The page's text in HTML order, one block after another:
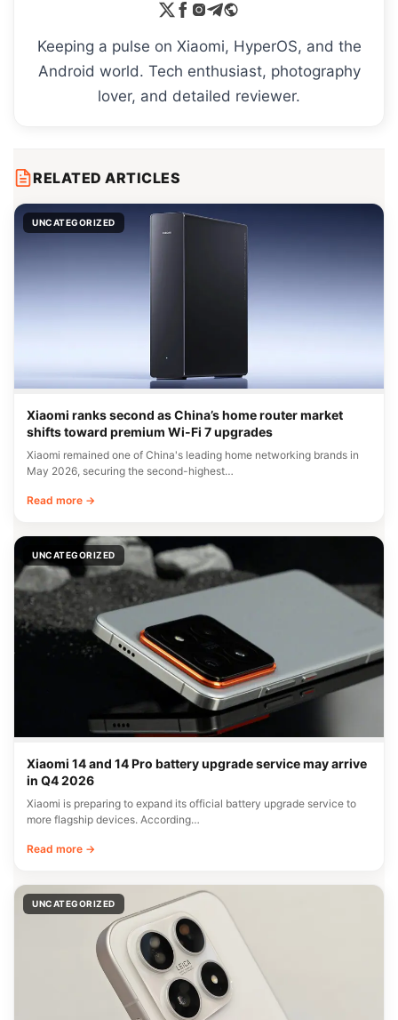
Keeping a pulse on Xiaomi, HyperOS, and the
Android world. Tech enthusiast, photography
lover, and detailed reviewer.
RELATED ARTICLES
UNCATEGORIZED
Xiaomi ranks second as China’s home router market
shifts toward premium Wi-Fi 7 upgrades
Xiaomi remained one of China's leading home networking brands in
May 2026, securing the second-highest…
Read more →
UNCATEGORIZED
Xiaomi 14 and 14 Pro battery upgrade service may arrive
in Q4 2026
Xiaomi is preparing to expand its official battery upgrade service to
more flagship devices. According…
Read more →
UNCATEGORIZED